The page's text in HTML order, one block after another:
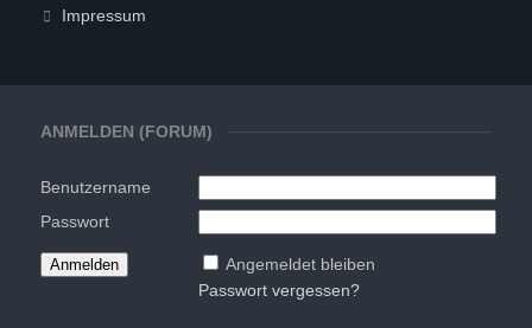
ANMELDEN (FORUM)
Benutzername
Passwort
Angemeldet bleiben
Passwort vergessen?
Impressum